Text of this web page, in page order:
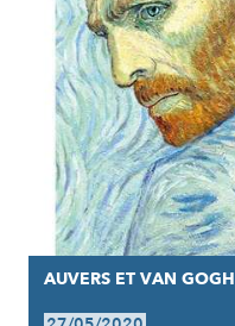
AUVERS ET VAN GOGH